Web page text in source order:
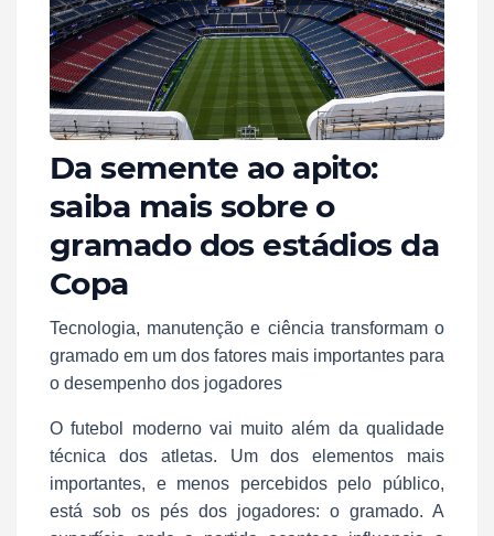
Da semente ao apito:
saiba mais sobre o
gramado dos estádios da
Copa
Tecnologia, manutenção e ciência transformam o
gramado em um dos fatores mais importantes para
o desempenho dos jogadores
O futebol moderno vai muito além da qualidade
técnica dos atletas. Um dos elementos mais
importantes, e menos percebidos pelo público,
está sob os pés dos jogadores: o gramado. A